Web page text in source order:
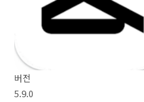
버전
5.9.0